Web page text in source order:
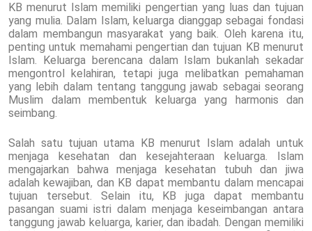
KB menurut Islam memiliki pengertian yang luas dan tujuan
yang mulia. Dalam Islam, keluarga dianggap sebagai fondasi
dalam membangun masyarakat yang baik. Oleh karena itu,
penting untuk memahami pengertian dan tujuan KB menurut
Islam. Keluarga berencana dalam Islam bukanlah sekadar
mengontrol kelahiran, tetapi juga melibatkan pemahaman
yang lebih dalam tentang tanggung jawab sebagai seorang
Muslim dalam membentuk keluarga yang harmonis dan
seimbang.
Salah satu tujuan utama KB menurut Islam adalah untuk
menjaga kesehatan dan kesejahteraan keluarga. Islam
mengajarkan bahwa menjaga kesehatan tubuh dan jiwa
adalah kewajiban, dan KB dapat membantu dalam mencapai
tujuan tersebut. Selain itu, KB juga dapat membantu
pasangan suami istri dalam menjaga keseimbangan antara
tanggung jawab keluarga, karier, dan ibadah. Dengan memiliki